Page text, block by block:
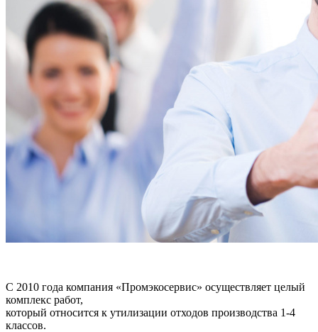
С 2010 года компания «Промэкосервис» осуществляет целый
комплекс работ,
который относится к утилизации отходов производства 1-4
классов.